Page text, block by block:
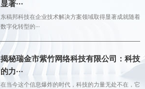
显著···
东稿邦科技在企业技术解决方案领域取得显著成就随着
数字化转型的···
揭秘瑞金市紫竹网络科技有限公司：科技
的力···
在当今这个信息爆炸的时代，科技的力量无处不在，它